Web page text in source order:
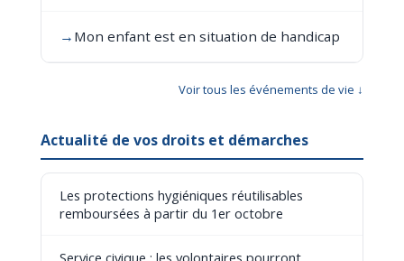
→ Mon enfant est en situation de handicap
Voir tous les événements de vie ↓
Actualité de vos droits et démarches
Les protections hygiéniques réutilisables
remboursées à partir du 1er octobre